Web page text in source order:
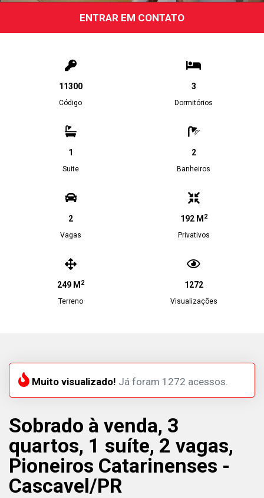
ENTRAR EM CONTATO
11300
Código
3
Dormitórios
1
Suite
2
Banheiros
2
Vagas
192 M 2
Privativos
249 M 2
Terreno
1272
Visualizações
Muito visualizado! Já foram 1272 acessos.
Sobrado à venda, 3
quartos, 1 suíte, 2 vagas,
Pioneiros Catarinenses -
Cascavel/PR